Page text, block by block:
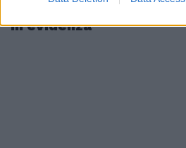
In evidenza